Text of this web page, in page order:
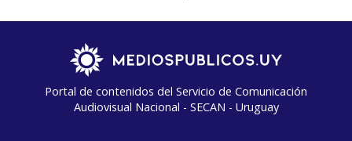
Portal de contenidos del Servicio de Comunicación
Audiovisual Nacional - SECAN - Uruguay